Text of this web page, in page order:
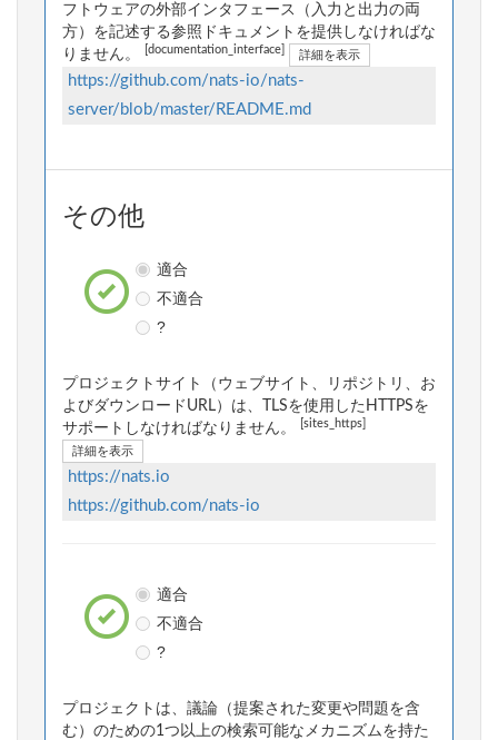
フトウェアの外部インタフェース（入力と出力の両
方）を記述する参照ドキュメントを提供しなければな
りません。
[documentation_interface] 詳細を表示
https://github.com/nats-io/nats-
server/blob/master/README.md
その他
適合
不適合
?
プロジェクトサイト（ウェブサイト、リポジトリ、お
よびダウンロードURL）は、TLSを使用したHTTPSを
サポートしなければなりません。
[sites_https]
詳細を表示
https://nats.io
https://github.com/nats-io
適合
不適合
?
プロジェクトは、議論（提案された変更や問題を含
む）のための1つ以上の検索可能なメカニズムを持た